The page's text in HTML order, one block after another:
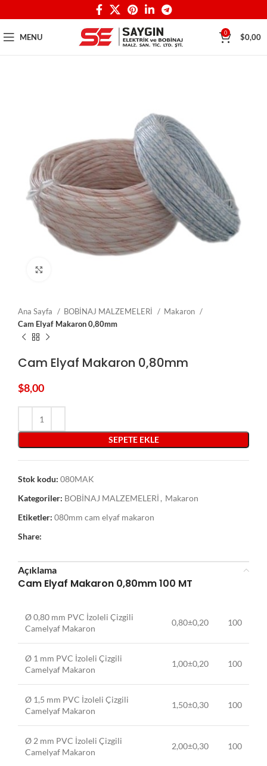
MENU 0 $0,00
Ana Sayfa BOBİNAJ MALZEMELERİ
Makaron
Cam Elyaf Makaron 0,80mm
Cam Elyaf Makaron 0,80mm
$8,00
SEPETE EKLE
Stok kodu: 080MAK
Kategoriler: BOBİNAJ MALZEMELERİ , Makaron
Etiketler: 080mm cam elyaf makaron
Share:
Açıklama
Cam Elyaf Makaron 0,80mm 100 MT
Ø 0,80 mm PVC İzoleli Çizgili
Camelyaf Makaron
0,80±0,20 100
Ø 1 mm PVC İzoleli Çizgili
Camelyaf Makaron
1,00±0,20 100
Ø 1,5 mm PVC İzoleli Çizgili
Camelyaf Makaron
1,50±0,30 100
Ø 2 mm PVC İzoleli Çizgili
Camelyaf Makaron
2,00±0,30 100